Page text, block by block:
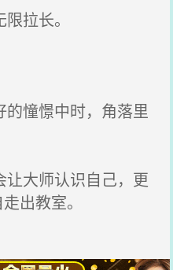
拉长。
憧憬中时，角落里
大师认识自己，更
出教室。